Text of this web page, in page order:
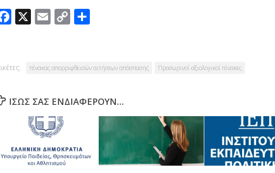
Facebook
X Email
Copy
πίνακας απορριφθεισών αιτήσεων απόσπασης Προσωρινοί αξιολογικοί πίνακες
ΊΣΩΣ ΣΑΣ ΕΝΔΙΑΦΈΡΟΥΝ…